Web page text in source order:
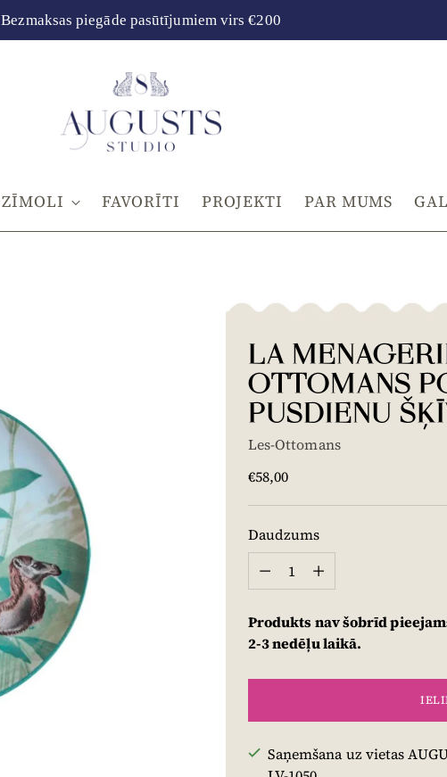
Bezmaksas piegāde pasūtījumiem virs €200
ZĪMOLI FAVORĪTI PROJEKTI PAR MUMS
LA
OTTOMANS
PUSDIENU
Les-Ottomans
Cena
€58,00
Daudzums
Daudzums
Produkts nav šobrīd
2-3 nedēļu laikā.
Saņemšana uz vietas